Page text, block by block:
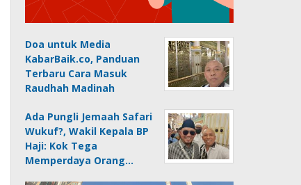
Doa untuk Media
KabarBaik.co, Panduan
Terbaru Cara Masuk
Raudhah Madinah
Ada Pungli Jemaah Safari
Wukuf?, Wakil Kepala BP
Haji: Kok Tega
Memperdaya Orang…